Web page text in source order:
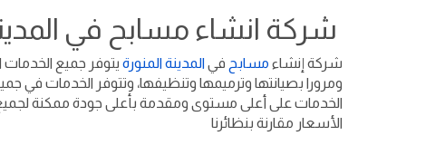
شركة انشاء مسابح في
شركة إنشاء مسابح فيالمدينة المنورة يتوفر جميع الخدمات
الخدمات على أعلى مستوى ومقدمة بأعلى جودة ممكنة لجميع
الأسعار مقارنة بنظائرنا